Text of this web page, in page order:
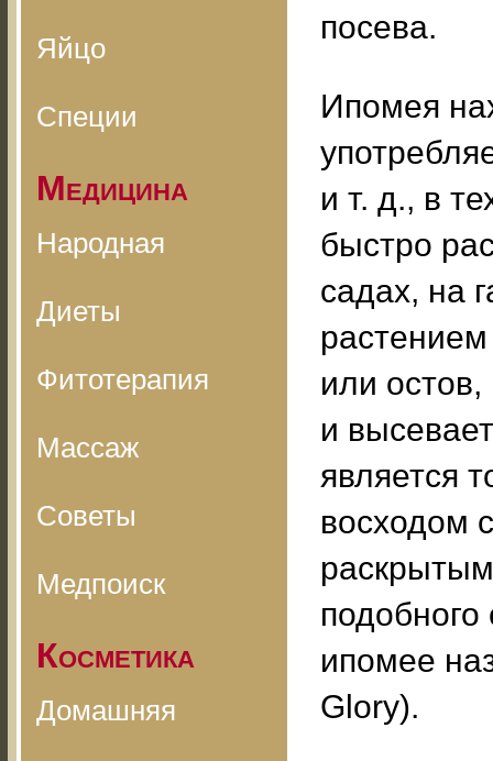
Яйцо
Специи
Медицина
Народная
Диеты
Фитотерапия
Массаж
Советы
Медпоиск
Косметика
Домашняя
посева.
Ипомея
и т. д., в
быстро
садах, на
или остов,
и
является
восходом
подобного
ипомее
Glory).